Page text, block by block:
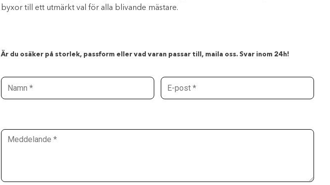
byxor till ett utmärkt val för alla blivande mästare.
Är du osäker på storlek, passform eller vad varan passar till, maila oss. Svar inom 24h!